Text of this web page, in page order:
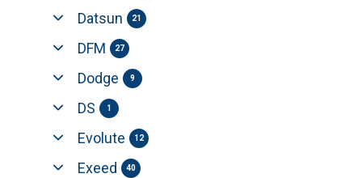
Datsun 21
DFM 27
Dodge 9
DS 1
Evolute 12
Exeed 40